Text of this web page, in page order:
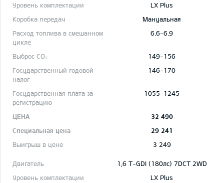
LX Plus
Mануальная
6.6-6.9
149-156
146-170
1055-1245
32 490
29 241
3 249
1,6 T-GDI (180лс) 7DCT 2WD
LX Plus